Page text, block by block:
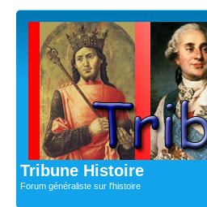
Tribune Histoire
Forum généraliste sur l'histoire